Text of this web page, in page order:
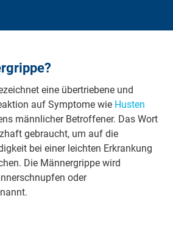
eine übertriebene und
auf Symptome wie Husten
männlicher Betroffener. Das Wort
gebraucht, um auf die
bei einer leichten Erkrankung
Die Männergrippe wird
oder